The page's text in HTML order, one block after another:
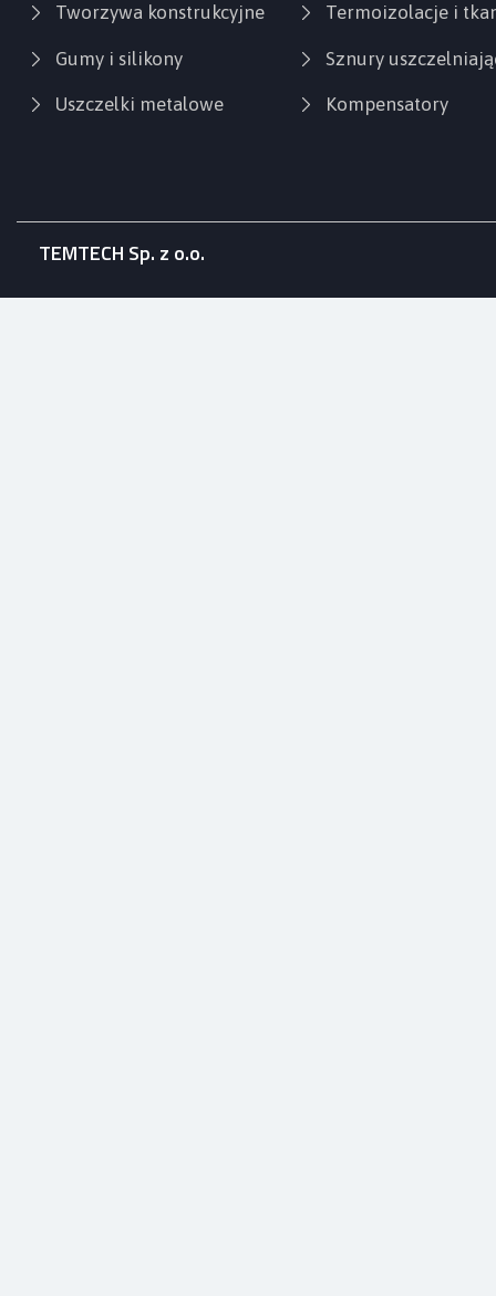
Kompensatory
Sznury
Termoizolacje i
Uszczelki metalowe
Gumy i silikony
Tworzywa konstrukcyjne
TEMTECH Sp. z o.o.